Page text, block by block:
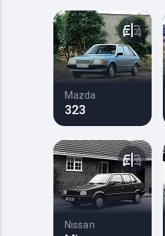
Mazda
323
Nissan